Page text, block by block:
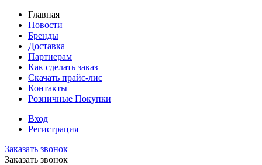
Главная
Новости
Бренды
Доставка
Партнерам
Как сделать заказ
Скачать прайс-лис
Контакты
Розничные Покупки
Вход
Регистрация
Заказать звонок
Заказать звонок